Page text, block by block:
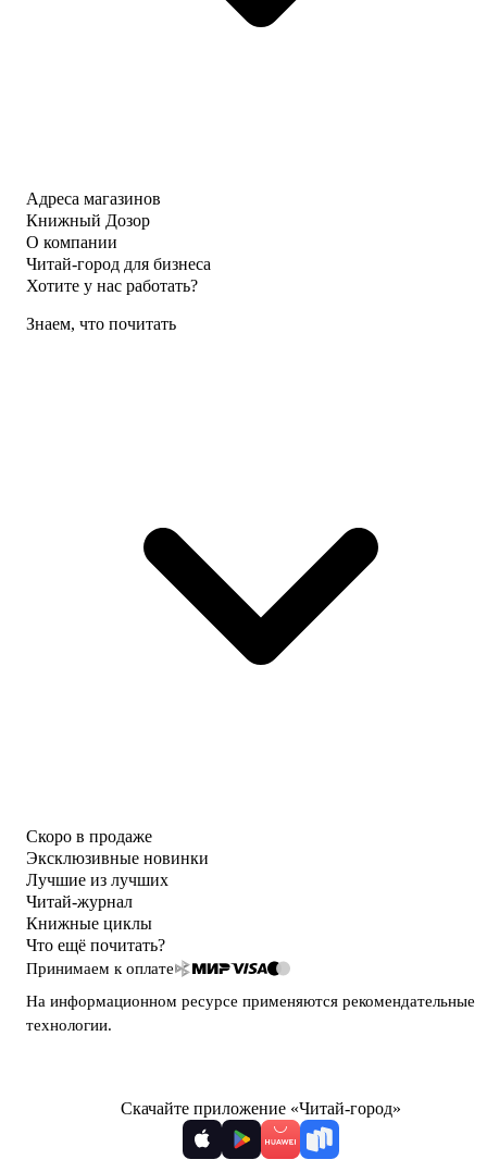
Адреса магазинов
Книжный Дозор
О компании
Читай-город для бизнеса
Хотите у нас работать?
Знаем, что почитать
Скоро в продаже
Эксклюзивные новинки
Лучшие из лучших
Читай-журнал
Книжные циклы
Что ещё почитать?
Принимаем к оплате
На информационном ресурсе применяются рекомендательные
технологии.
Скачайте приложение «Читай-город»